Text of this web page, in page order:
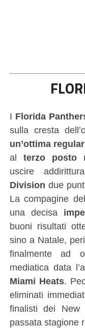
I Florida
sulla cresta
un’ottima
al terzo posto
uscire
Division due
La compagine
una decisa
buoni risultati
sino a Natale,
finalmente ad
mediatica data
Miami Heats.
eliminati
finalisti dei
passata stagione